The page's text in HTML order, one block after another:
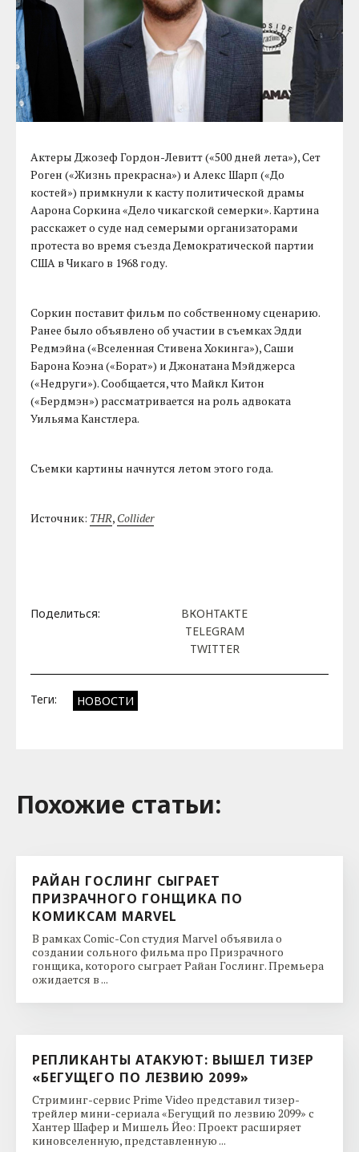
Актеры Джозеф Гордон-Левитт («500 дней лета»), Сет
Роген («Жизнь прекрасна») и Алекс Шарп («До
костей») примкнули к касту политической драмы
Аарона Соркина «Дело чикагской семерки». Картина
расскажет о суде над семерыми организаторами
протеста во время съезда Демократической партии
США в Чикаго в 1968 году.
Соркин поставит фильм по собственному сценарию.
Ранее было объявлено об участии в съемках Эдди
Редмэйна («Вселенная Стивена Хокинга»), Саши
Барона Коэна («Борат») и Джонатана Мэйджерса
(«Недруги»). Сообщается, что Майкл Китон
(«Бердмэн») рассматривается на роль адвоката
Уильяма Канстлера.
Съемки картины начнутся летом этого года.
Источник: THR, Collider
Поделиться:
ВКОНТАКТЕ
TELEGRAM
TWITTER
Теги: НОВОСТИ
Похожие cтатьи:
РАЙАН ГОСЛИНГ СЫГРАЕТ
ПРИЗРАЧНОГО ГОНЩИКА ПО
КОМИКСАМ MARVEL
В рамках Comic-Con студия Marvel объявила о
создании сольного фильма про Призрачного
гонщика, которого сыграет Райан Гослинг. Премьера
ожидается в ...
РЕПЛИКАНТЫ АТАКУЮТ: ВЫШЕЛ ТИЗЕР
«БЕГУЩЕГО ПО ЛЕЗВИЮ 2099»
Стриминг-сервис Prime Video представил тизер-
трейлер мини-сериала «Бегущий по лезвию 2099» с
Хантер Шафер и Мишель Йео: Проект расширяет
киновселенную, представленную ...